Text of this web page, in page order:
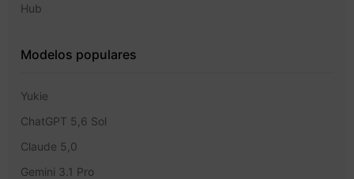
Hub
Modelos populares
Yukie
ChatGPT 5,6 Sol
Claude 5,0
Gemini 3.1 Pro